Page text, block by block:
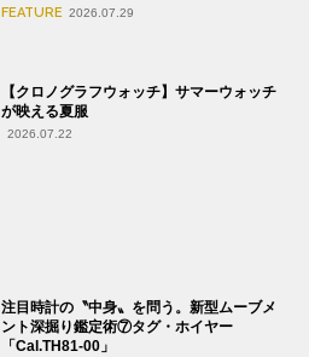
FEATURE 2026.07.29
【クロノグラフウォッチ】サマーウォッチ
が映える夏服
2026.07.22
注目時計の〝中身〟を問う。新型ムーブメ
ント深掘り鑑定術⑦タグ・ホイヤー
「Cal.TH81-00」